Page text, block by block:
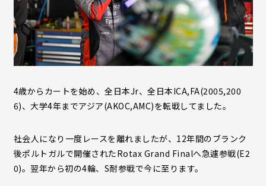
4歳からカートを始め、全日本Jr、全日本ICA,FA(2005,200
6)、大学4年までアジア(AKOC,AMC)を転戦してました。
社会人になり一度レースを離れましたが、12年間のブランク
後ポルトガルで開催されたRotax Grand Finalへ急遽参戦(E2
0)。翌年から初の4輪、S耐参戦で今に至ります。